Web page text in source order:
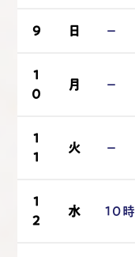
9 日 －
1
0
月 －
1
1
火 －
1
2
水 10